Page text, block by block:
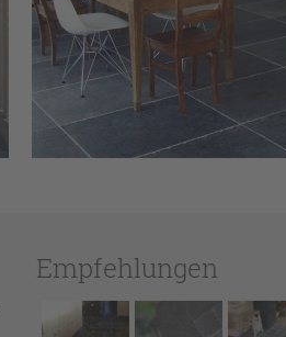
Empfehlungen